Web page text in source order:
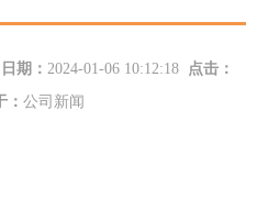
日期： 2024-01-06 10:12:18
点击：
： 公司新闻